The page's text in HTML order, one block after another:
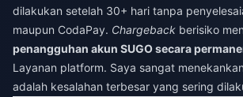
dilakukan setelah 30+ hari tanpa
maupun CodaPay. Chargeback berisiko
penangguhan akun SUGO secara
Layanan platform. Saya sangat
adalah kesalahan terbesar yang sering